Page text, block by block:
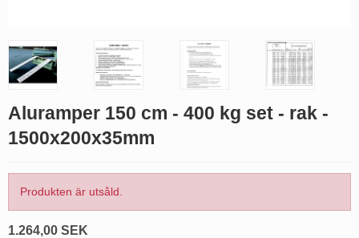
Aluramper 150 cm - 400 kg set - rak -
1500x200x35mm
Produkten är utsåld.
1.264,00 SEK